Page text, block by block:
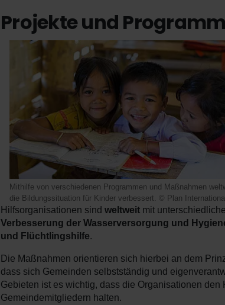
Projekte und
Mithilfe von verschiedenen Programmen und Maßnahmen
die Bildungssituation für Kinder verbessert. © Plan International
Hilfsorganisationen sind weltweit mit
Verbesserung der Wasserversorgung und
und Flüchtlingshilfe.
Die Maßnahmen orientieren sich hierbei an dem
dass sich Gemeinden selbstständig und
Gebieten ist es wichtig, dass die Organisationen
Gemeindemitgliedern halten.